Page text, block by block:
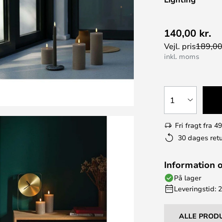
140,00 kr.
Vejl. pris
inkl. moms
1
Fri fragt fra
30 dages
Information
På lager
Leveringstid:
ALLE